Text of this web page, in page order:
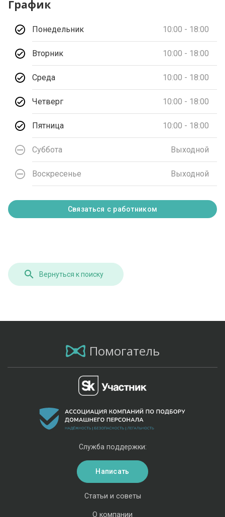
График
Понедельник 10:00 - 18:00
Вторник 10:00 - 18:00
Среда 10:00 - 18:00
Четверг 10:00 - 18:00
Пятница 10:00 - 18:00
Суббота Выходной
Воскресенье Выходной
Связаться с работником
Вернуться к поиску
Помогатель
Статьи и советы
О компании
Служба поддержки:
Написать